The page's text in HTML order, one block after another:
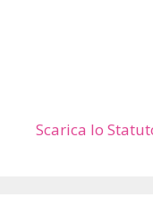
Scarica lo